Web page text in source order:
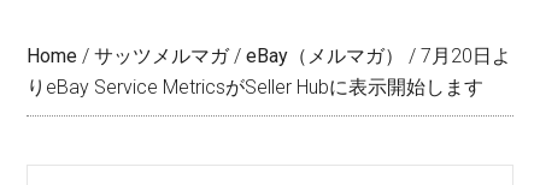
Home / サッツメルマガ / eBay（メルマガ） / 7月20日よ
りeBay Service MetricsがSeller Hubに表示開始します